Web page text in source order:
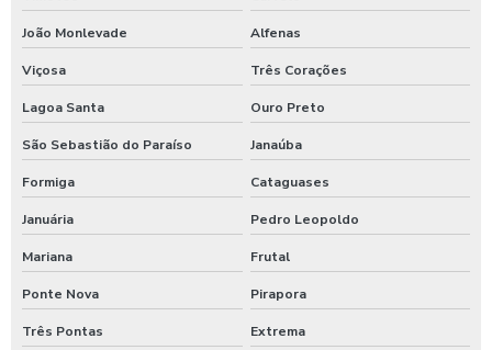
Melhores produtos para higienização de carros
Moedeiro para calibrador
Moedeiro para calibrador de pneus
Moedeiro tarifador para calibrador de pneus
Posto com aspirador self service sp
Posto de lavagem de caminhões
João Monlevade Alfenas
Viçosa Três Corações
Lagoa Santa Ouro Preto
São Sebastião do Paraíso Janaúba
Formiga Cataguases
Januária Pedro Leopoldo
Mariana Frutal
Ponte Nova Pirapora
Três Pontas Extrema